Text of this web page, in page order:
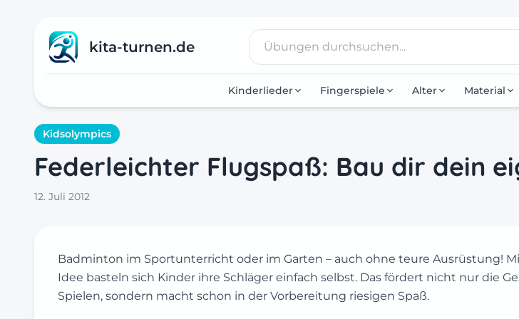
kita-turnen.de
Kinderlieder Fingerspiele Alter Material
Kidsolympics
Federleichter Flugspaß: Bau dir dein
12. Juli 2012
Badminton im Sportunterricht oder im Garten – auch ohne teure Ausrüstung!
Idee basteln sich Kinder ihre Schläger einfach selbst. Das fördert nicht nur die
Spielen, sondern macht schon in der Vorbereitung riesigen Spaß.